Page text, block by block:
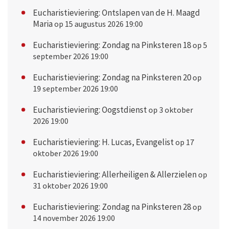
Eucharistieviering: Ontslapen van de H. Maagd
Mariaop 15 augustus 2026 19:00
Eucharistieviering: Zondag na Pinksteren 18op 5
september 2026 19:00
Eucharistieviering: Zondag na Pinksteren 20op
19 september 2026 19:00
Eucharistieviering: Oogstdienstop 3 oktober
2026 19:00
Eucharistieviering: H. Lucas, Evangelistop 17
oktober 2026 19:00
Eucharistieviering: Allerheiligen & Allerzielenop
31 oktober 2026 19:00
Eucharistieviering: Zondag na Pinksteren 28op
14 november 2026 19:00